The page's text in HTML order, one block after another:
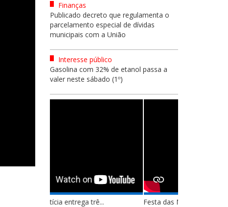
Finanças
Publicado decreto que regulamenta o
parcelamento especial de dívidas
municipais com a União
Interesse público
Gasolina com 32% de etanol passa a
valer neste sábado (1º)
Festa das Mães bacuritubenses...